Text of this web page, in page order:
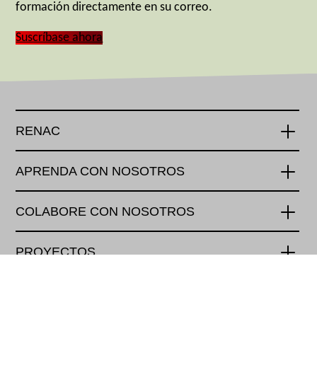
formación directamente en su correo.
Suscríbase ahora
RENAC
APRENDA CON NOSOTROS
COLABORE CON NOSOTROS
PROYECTOS